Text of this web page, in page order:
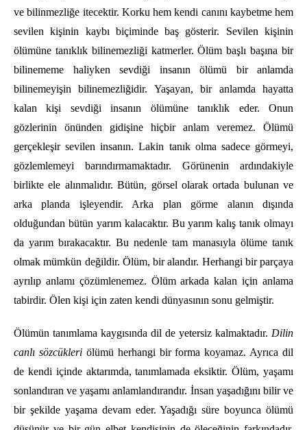
ve bilinmezliğe itecektir. Korku hem kendi canını kaybetme hem
sevilen kişinin kaybı biçiminde baş gösterir. Sevilen kişinin
ölümüne tanıklık bilinemezliği katmerler. Ölüm başlı başına bir
bilinememe haliyken sevdiği insanın ölümü bir anlamda
bilinemeyişin bilinemezliğidir. Yaşayan, bir anlamda hayatta
kalan kişi sevdiği insanın ölümüne tanıklık eder. Onun
gözlerinin önünden gidişine hiçbir anlam veremez. Ölümü
gerçekleşir sevilen insanın. Lakin tanık olma sadece görmeyi,
gözlemlemeyi barındırmamaktadır. Görünenin ardındakiyle
birlikte ele alınmalıdır. Bütün, görsel olarak ortada bulunan ve
arka planda işleyendir. Arka plan görme alanın dışında
olduğundan bütün yarım kalacaktır. Bu yarım kalış tanık olmayı
da yarım bırakacaktır. Bu nedenle tam manasıyla ölüme tanık
olmak mümkün değildir. Ölüm, bir alandır. Herhangi bir parçaya
ayrılıp anlamı çözümlenemez. Ölüm arkada kalan için anlama
tabirdir. Ölen kişi için zaten kendi dünyasının sonu gelmiştir.
Ölümün tanımlama kaygısında dil de yetersiz kalmaktadır. Dilin
canlı sözcükleriölümü herhangi bir forma koyamaz. Ayrıca dil
de kendi içinde aktarımda, tanımlamada eksiktir. Ölüm, yaşamı
sonlandıran ve yaşamı anlamlandırandır. İnsan yaşadığını bilir ve
bir şekilde yaşama devam eder. Yaşadığı süre boyunca ölümü